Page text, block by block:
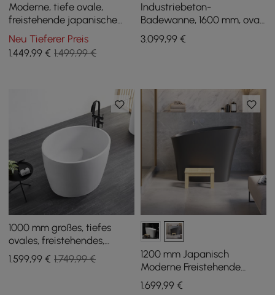
Moderne, tiefe ovale,
freistehende japanische
Badewanne aus
mattschwarzem Steinharz,
1000 mm
Neu Tieferer Preis
1.449,99 € 1.499,99 €
Industriebeton-
Badewanne, 1600 mm, oval,
freistehend, aus Zement,
mit Abfallbehälter, Beige
3.099,99€
1000 mm großes, tiefes
ovales, freistehendes,
mattweißes Einweichbad
aus Steinharz
1.599,99 € 1.749,99 €
1200 mm Japanisch
Moderne Freistehende
Badewanne aus Steinharz
in Schwarz
1.699,99€